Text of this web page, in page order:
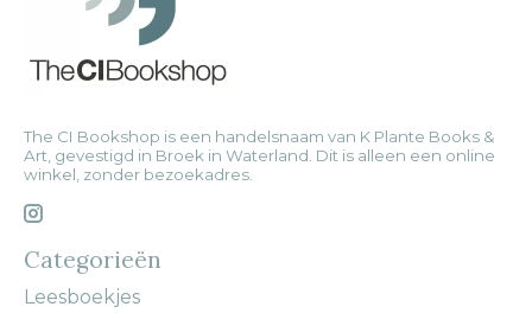
The CI Bookshop is een handelsnaam van K Plante Books &
Art, gevestigd in Broek in Waterland. Dit is alleen een online
winkel, zonder bezoekadres.
Categorieën
Leesboekjes